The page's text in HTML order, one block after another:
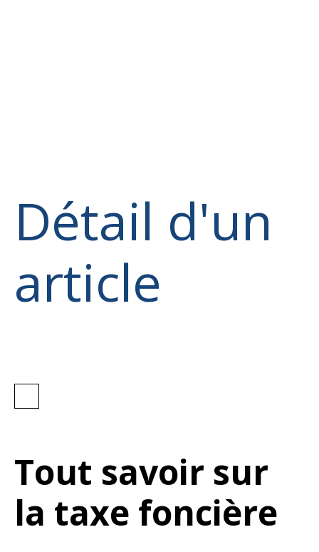
Détail d'un
article
Tout savoir sur
la taxe foncière